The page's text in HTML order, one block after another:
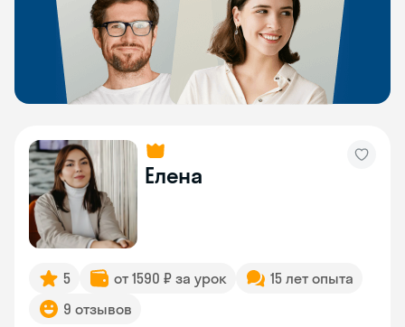
Елена
5 от 1590 ₽ за урок
15 лет опыта
9 отзывов